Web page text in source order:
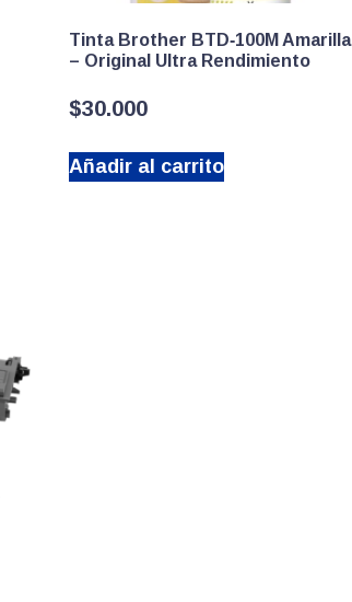
Tinta Brother BTD‑100M Amarilla
– Original Ultra Rendimiento
$30.000
Añadir al carrito